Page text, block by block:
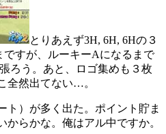
とりあえず3H, 6H, 6Hの３
すが、ルーキーAになるまで
ろう。あと、ロゴ集めも３枚
全然出てない…。
ト）が多く出た。ポイント貯ま
からかな。俺はアル中ですか。